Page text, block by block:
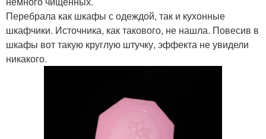
Перебрала как шкафы с одеждой, так и кухонные
шкафчики. Источника, как такового, не нашла. Повесив в
шкафы вот такую круглую штучку, эффекта не увидели
никакого.